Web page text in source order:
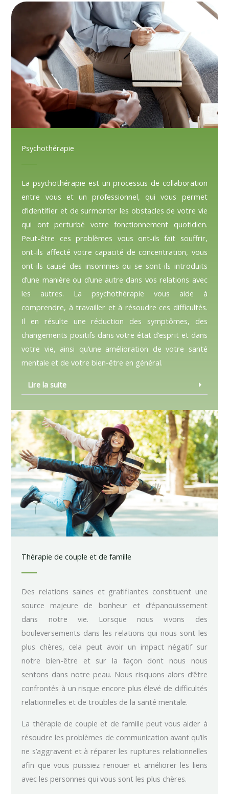
Psychothérapie
La psychothérapie est un processus de collaboration
entre vous et un professionnel, qui vous permet
d’identifier et de surmonter les obstacles de votre vie
qui ont perturbé votre fonctionnement quotidien.
Peut-être ces problèmes vous ont-ils fait souffrir,
ont-ils affecté votre capacité de concentration, vous
ont-ils causé des insomnies ou se sont-ils introduits
d’une manière ou d’une autre dans vos relations avec
les autres. La psychothérapie vous aide à
comprendre, à travailler et à résoudre ces difficultés.
Il en résulte une réduction des symptômes, des
changements positifs dans votre état d’esprit et dans
votre vie, ainsi qu’une amélioration de votre santé
mentale et de votre bien-être en général.
Lire la suite
Thérapie de couple et de famille
Des relations saines et gratifiantes constituent une
source majeure de bonheur et d’épanouissement
dans notre vie. Lorsque nous vivons des
bouleversements dans les relations qui nous sont les
plus chères, cela peut avoir un impact négatif sur
notre bien-être et sur la façon dont nous nous
sentons dans notre peau. Nous risquons alors d’être
confrontés à un risque encore plus élevé de difficultés
relationnelles et de troubles de la santé mentale.
La thérapie de couple et de famille peut vous aider à
résoudre les problèmes de communication avant qu’ils
ne s’aggravent et à réparer les ruptures relationnelles
afin que vous puissiez renouer et améliorer les liens
avec les personnes qui vous sont les plus chères.